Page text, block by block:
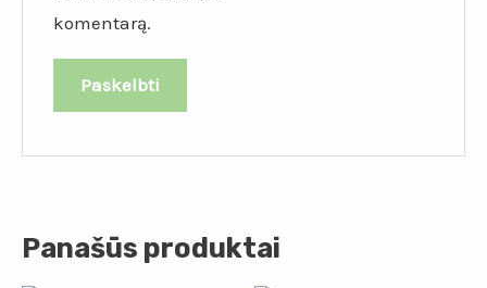
komentarą.
Panašūs produktai